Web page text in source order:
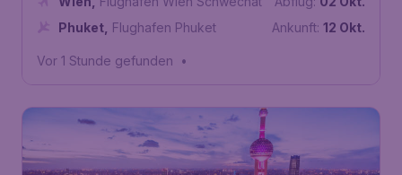
Phuket Flughafen Phuket
Ankunft: 12 Okt.
Vor 1 Stunde gefunden •